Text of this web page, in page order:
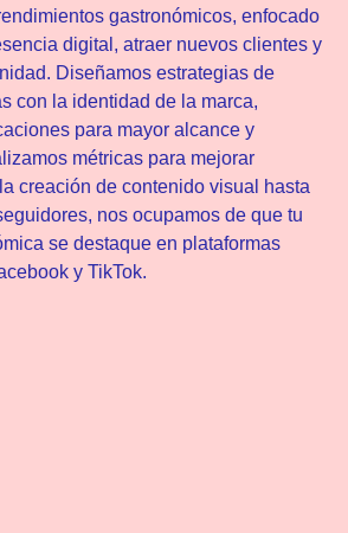
gastronómicos, enfocado
digital, atraer nuevos clientes y
Diseñamos estrategias de
con la identidad de la marca,
para mayor alcance y
métricas para mejorar
creación de contenido visual hasta
nos ocupamos de que tu
se destaque en plataformas
y TikTok.